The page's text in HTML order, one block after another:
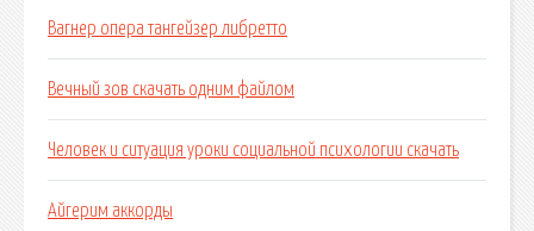
Вагнер опера тангейзер либретто
Вечный зов скачать одним файлом
Человек и ситуация уроки социальной психологии скачать
Айгерим аккорды